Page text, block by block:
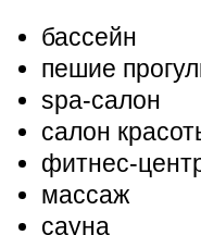
бассейн
пешие
spa-салон
салон
фитнес-
массаж
сауна